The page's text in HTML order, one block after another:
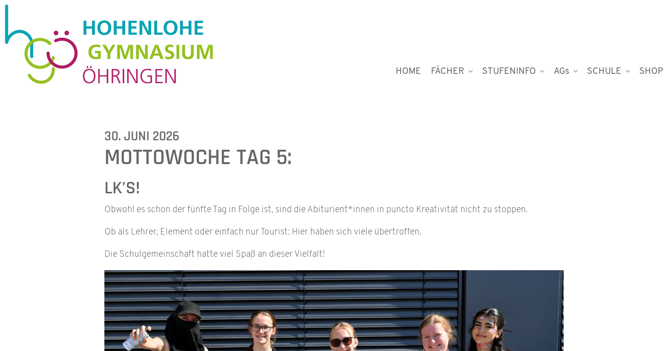
HOME FÄCHER STUFENINFO AGs SCHULE SHOP
30. JUNI 2026
MOTTOWOCHE TAG 5:
LK’S!
Obwohl es schon der fünfte Tag in Folge ist, sind die Abiturient*innen in puncto Kreativität nicht zu stoppen.
Ob als Lehrer, Element oder einfach nur Tourist: Hier haben sich viele übertroffen.
Die Schulgemeinschaft hatte viel Spaß an dieser Vielfalt!